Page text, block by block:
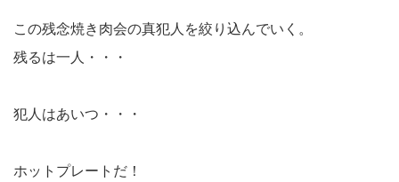
この残念焼き肉会の真犯人を絞り込んでいく。
残るは一人・・・
犯人はあいつ・・・
ホットプレートだ！